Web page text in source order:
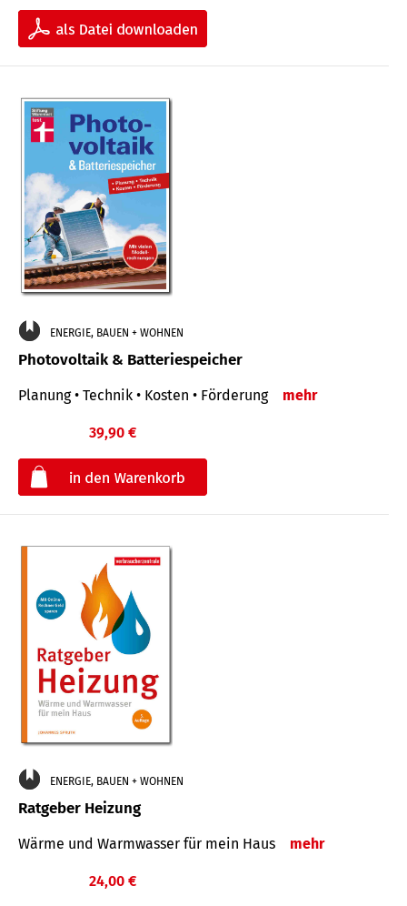
ENERGIE, BAUEN + WOHNEN
Photovoltaik & Batteriespeicher
Planung • Technik • Kosten • Förderung mehr
39,90 €
ENERGIE, BAUEN + WOHNEN
Ratgeber Heizung
Wärme und Warmwasser für mein Haus mehr
24,00 €